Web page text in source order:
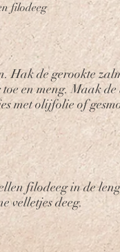
filodeeg
Hak de gerookte
en meng. Maak
olijfolie of
filodeeg in de
velletjes deeg.